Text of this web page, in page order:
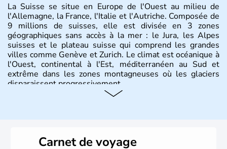
La Suisse se situe en Europe de l'Ouest au milieu de
l'Allemagne, la France, l'Italie et l'Autriche. Composée de
9 millions de suisses, elle est divisée en 3 zones
géographiques sans accès à la mer : le Jura, les Alpes
suisses et le plateau suisse qui comprend les grandes
villes comme Genève et Zurich. Le climat est océanique à
l'Ouest, continental à l'Est, méditerranéen au Sud et
extrême dans les zones montagneuses où les glaciers
disparaissent progressivement.
féodal marque la naissance de la Suisse sous la forme
Carnet de voyage